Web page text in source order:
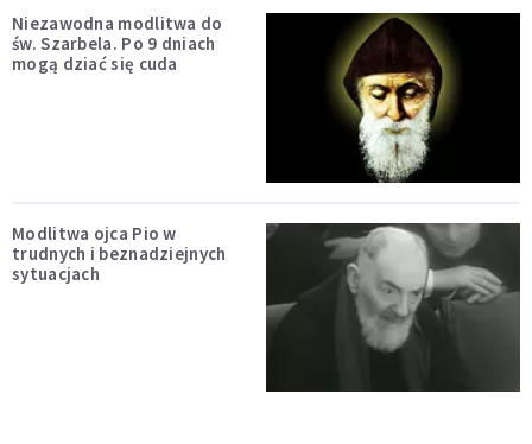
Niezawodna modlitwa do
św. Szarbela. Po 9 dniach
mogą dziać się cuda
Modlitwa ojca Pio w
trudnych i beznadziejnych
sytuacjach